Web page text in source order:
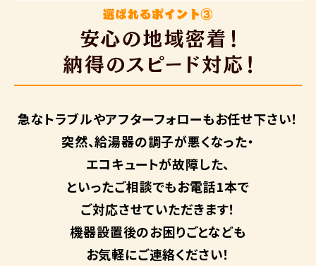
急なトラブルやアフターフォローもお任せ下さい！
突然、給湯器の調子が悪くなった・
エコキュートが故障した、
といったご相談でもお電話1本で
ご対応させていただきます！
機器設置後のお困りごとなども
お気軽にご連絡ください！